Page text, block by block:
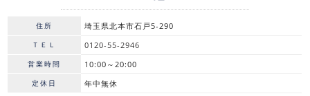
住所 埼玉県北本市石戸5-290
ＴＥＬ 0120-55-2946
営業時間 10:00～20:00
定休日
年中無休